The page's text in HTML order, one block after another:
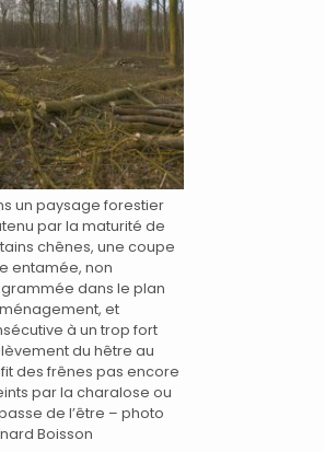
un paysage forestier
par la maturité de
chênes, une coupe
entamée, non
dans le plan
et
à un trop fort
du hêtre au
des frênes pas encore
par la charalose ou
de l’être – photo
Boisson